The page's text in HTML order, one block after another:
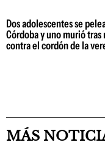
Dos adolescentes se
Córdoba y uno murió
contra el cordón de la
MÁS